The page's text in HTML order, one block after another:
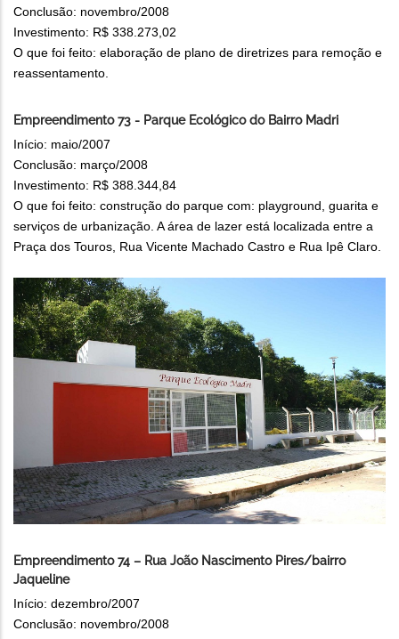
Conclusão: novembro/2008
Investimento: R$ 338.273,02
O que foi feito: elaboração de plano de diretrizes para remoção e
reassentamento.
Empreendimento 73 - Parque Ecológico do Bairro Madri
Início: maio/2007
Conclusão: março/2008
Investimento: R$ 388.344,84
O que foi feito: construção do parque com: playground, guarita e
serviços de urbanização. A área de lazer está localizada entre a
Praça dos Touros, Rua Vicente Machado Castro e Rua Ipê Claro.
Empreendimento 74 – Rua João Nascimento Pires/bairro
Jaqueline
Início: dezembro/2007
Conclusão: novembro/2008